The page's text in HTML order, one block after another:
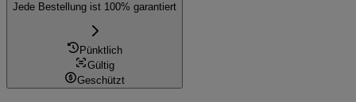
Jede Bestellung ist 100% garantiert
Pünktlich
Gültig
Geschützt